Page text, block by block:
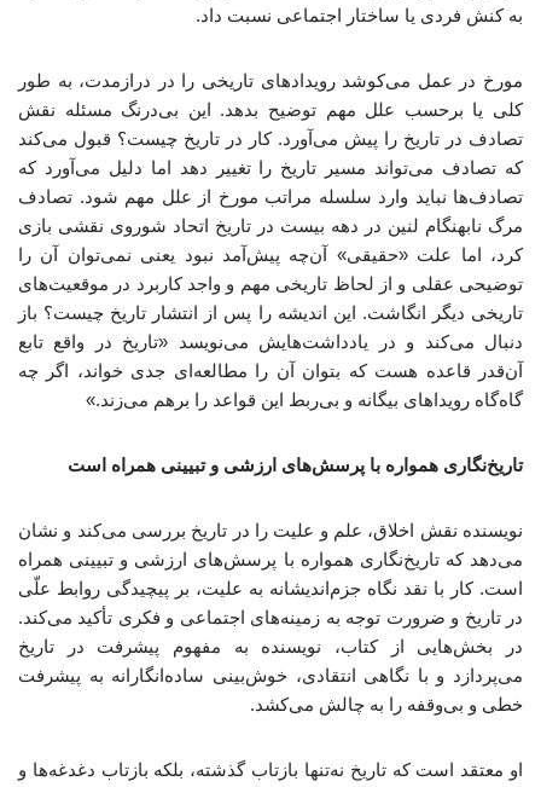
به کنش فردی یا ساختار اجتماعی نسبت داد.
مورخ در عمل می‌کوشد رویدادهای تاریخی را در درازمدت، به ‌طور
کلی یا برحسب علل مهم توضیح بدهد. این بی‌درنگ مسئله نقش
تصادف در تاریخ را پیش می‌آورد. کار در تاریخ چیست؟ قبول می‌کند
که تصادف می‌تواند مسیر تاریخ را تغییر دهد اما دلیل می‌آورد که
تصادف‌ها نباید وارد سلسله مراتب مورخ از علل مهم شود. تصادف
مرگ نابهنگام لنین در دهه بیست در تاریخ اتحاد شوروی نقشی بازی
کرد، اما علت «حقیقی» آن‌چه پیش‌آمد نبود یعنی نمی‌توان آن را
توضیحی عقلی و از لحاظ تاریخی مهم و واجد کاربرد در موقعیت‌های
تاریخی دیگر انگاشت. این اندیشه را پس از انتشار تاریخ چیست؟ باز
دنبال می‌کند و در یادداشت‌هایش می‌نویسد «تاریخ در واقع تابع
آن‌قدر قاعده هست که بتوان آن را مطالعه‌ای جدی خواند، اگر چه
گاه‌گاه رویداهای بیگانه و بی‌ربط این قواعد را برهم می‌زند.»
تاریخ‌نگاری همواره با پرسش‌های ارزشی و تبیینی همراه است
نویسنده نقش اخلاق، علم و علیت را در تاریخ بررسی می‌کند و نشان
می‌دهد که تاریخ‌نگاری همواره با پرسش‌های ارزشی و تبیینی همراه
است. کار با نقد نگاه جزم‌اندیشانه به علیت، بر پیچیدگی روابط علّی
در تاریخ و ضرورت توجه به زمینه‌های اجتماعی و فکری تأکید می‌کند.
در بخش‌هایی از کتاب، نویسنده به مفهوم پیشرفت در تاریخ
می‌پردازد و با نگاهی انتقادی، خوش‌بینی ساده‌انگارانه به پیشرفت
خطی و بی‌وقفه را به چالش می‌کشد.
او معتقد است که تاریخ نه‌تنها بازتاب گذشته، بلکه بازتاب دغدغه‌ها و